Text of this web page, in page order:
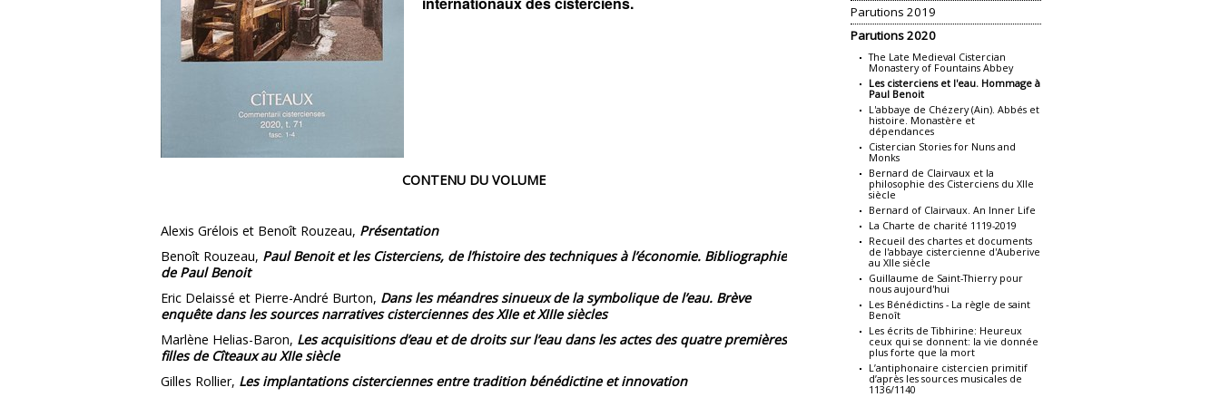
Parutions 2019
Parutions 2020
The Late Medieval Cistercian
Monastery of Fountains Abbey
Les cisterciens et l'eau. Hommage à
Paul Benoit
L'abbaye de Chézery (Ain). Abbés et
histoire. Monastère et
dépendances
Cistercian Stories for Nuns and
Monks
Bernard de Clairvaux et la
philosophie des Cisterciens du XIIe
siècle
Bernard of Clairvaux. An Inner Life
La Charte de charité 1119-2019
Recueil des chartes et documents
de l'abbaye cistercienne d'Auberive
au XIIe siècle
Guillaume de Saint-Thierry pour
nous aujourd'hui
Les Bénédictins - La règle de saint
Benoît
Les écrits de Tibhirine: Heureux
ceux qui se donnent: la vie donnée
plus forte que la mort
L’antiphonaire cistercien primitif
d’après les sources musicales de
1136/1140
CONTENU DU VOLUME
Alexis Grélois et Benoît Rouzeau, Présentation
Benoît Rouzeau, Paul Benoit et les Cisterciens, de l’histoire des techniques à l’économie. Bibliographie
de Paul Benoit
Eric Delaissé et Pierre-André Burton, Dans les méandres sinueux de la symbolique de l’eau. Brève
enquête dans les sources narratives cisterciennes des XIIe et XIIIe siècles
Marlène Helias-Baron, Les acquisitions d’eau et de droits sur l’eau dans les actes des quatre premières
filles de Cîteaux au XIIe siècle
Gilles Rollier, Les implantations cisterciennes entre tradition bénédictine et innovation